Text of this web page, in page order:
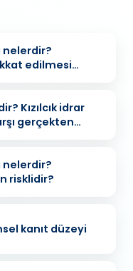
nelerdir?
edilmesi
Kızılcık idrar
gerçekten
nelerdir?
risklidir?
kanıt düzeyi